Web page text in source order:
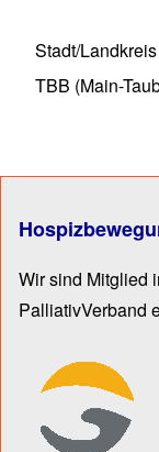
Stadt/Landkreis
TBB (Main-
Wir sind Mitglied
PalliativVerband